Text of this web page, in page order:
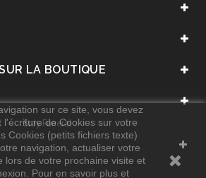
LA BOUTIQUE
. Stay Funeral .
sur ce site, vous devez
l'écriture de Cookies sur votre
Cookies (petits fichiers texte)
navigation, actualiser votre
lors de votre prochaine visite et
Pour en savoir plus et